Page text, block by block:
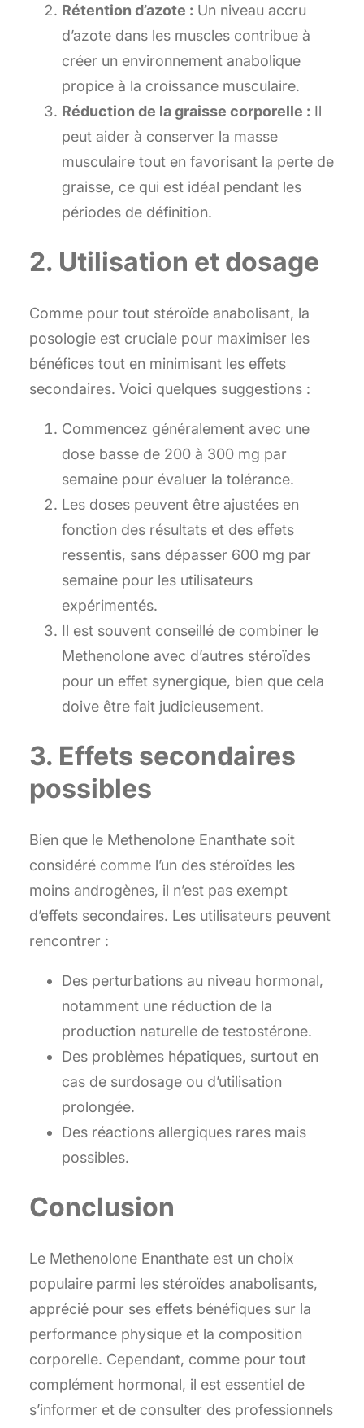
Rétention d’azote : Un niveau accru
d’azote dans les muscles contribue à
créer un environnement anabolique
propice à la croissance musculaire.
Réduction de la graisse corporelle : Il
peut aider à conserver la masse
musculaire tout en favorisant la perte de
graisse, ce qui est idéal pendant les
périodes de définition.
2. Utilisation et dosage
Comme pour tout stéroïde anabolisant, la
posologie est cruciale pour maximiser les
bénéfices tout en minimisant les effets
secondaires. Voici quelques suggestions :
Commencez généralement avec une
dose basse de 200 à 300 mg par
semaine pour évaluer la tolérance.
Les doses peuvent être ajustées en
fonction des résultats et des effets
ressentis, sans dépasser 600 mg par
semaine pour les utilisateurs
expérimentés.
Il est souvent conseillé de combiner le
Methenolone avec d’autres stéroïdes
pour un effet synergique, bien que cela
doive être fait judicieusement.
3. Effets secondaires
possibles
Bien que le Methenolone Enanthate soit
considéré comme l’un des stéroïdes les
moins androgènes, il n’est pas exempt
d’effets secondaires. Les utilisateurs peuvent
rencontrer :
Des perturbations au niveau hormonal,
notamment une réduction de la
production naturelle de testostérone.
Des problèmes hépatiques, surtout en
cas de surdosage ou d’utilisation
prolongée.
Des réactions allergiques rares mais
possibles.
Conclusion
Le Methenolone Enanthate est un choix
populaire parmi les stéroïdes anabolisants,
apprécié pour ses effets bénéfiques sur la
performance physique et la composition
corporelle. Cependant, comme pour tout
complément hormonal, il est essentiel de
s’informer et de consulter des professionnels